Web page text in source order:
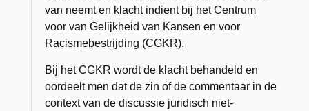
van neemt en klacht indient bij het Centrum
voor van Gelijkheid van Kansen en voor
Racismebestrijding (CGKR).
Bij het CGKR wordt de klacht behandeld en
oordeelt men dat de zin of de commentaar in de
context van de discussie juridisch niet-